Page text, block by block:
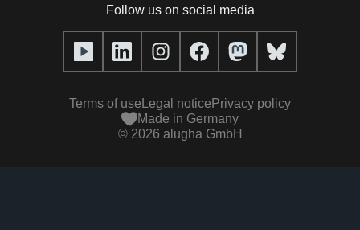
alugha Academy
Our team
Press (media kit)
Follow us on social media
© 2026 alugha GmbH
Made in Germany
Terms of use Legal notice Privacy policy